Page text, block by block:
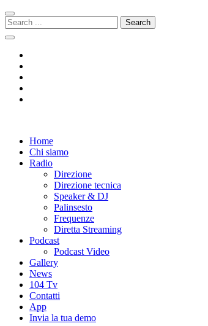
Skip
to
navigation
Skip
to
content
Search
for:
Radio 104
Like It !Home
Chi siamo
Radio
Direzione
Direzione tecnica
Speaker & DJ
Palinsesto
Frequenze
Diretta Streaming
Podcast
Podcast Video
Gallery
News
104 Tv
Contatti
App
Invia la tua demo